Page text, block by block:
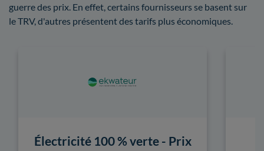
guerre des prix. En effet, certains fournisseurs se basent sur
le TRV, d'autres présentent des tarifs plus économiques.
Électricité 100 % verte - Prix